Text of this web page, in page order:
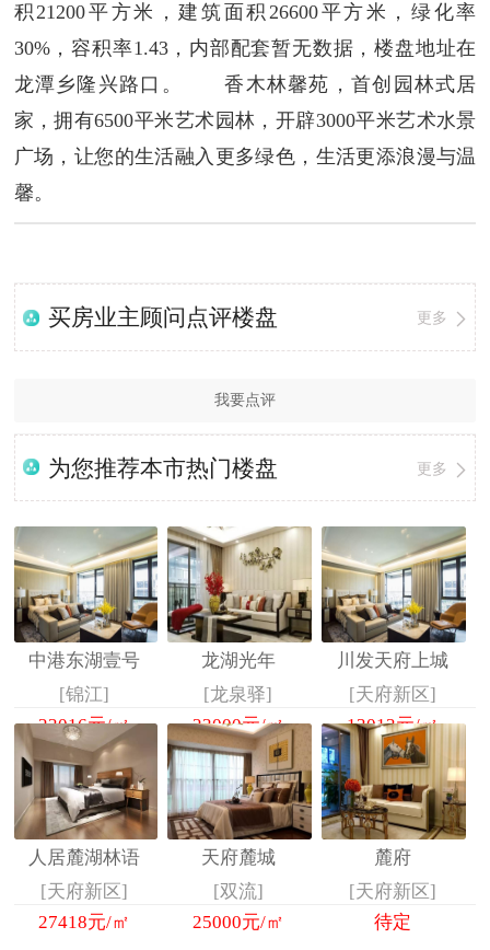
积21200平方米，建筑面积26600平方米，绿化率
30%，容积率1.43，内部配套暂无数据，楼盘地址在
龙潭乡隆兴路口。 香木林馨苑，首创园林式居
家，拥有6500平米艺术园林，开辟3000平米艺术水景
广场，让您的生活融入更多绿色，生活更添浪漫与温
馨。
买房业主顾问点评楼盘 更多
我要点评
为您推荐本市热门楼盘 更多
中港东湖壹号
[锦江]
23016元/㎡
龙湖光年
[龙泉驿]
23000元/㎡
川发天府上城
[天府新区]
13013元/㎡
人居麓湖林语
[天府新区]
27418元/㎡
天府麓城
[双流]
25000元/㎡
麓府
[天府新区]
待定